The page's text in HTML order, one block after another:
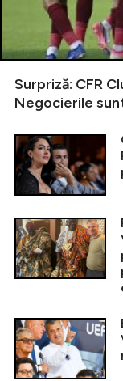
Surpriză: CFR
Negocierile